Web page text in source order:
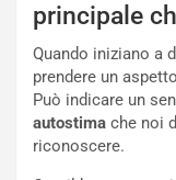
principale
Quando iniziano a
prendere un
Può indicare un
autostima che noi
riconoscere.